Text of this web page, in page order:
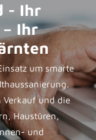
- Ihr
Ihr
um smarte
Verkauf und die
Haustüren,
und